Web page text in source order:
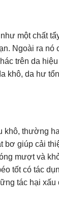
một chất
Ngoài ra nó
trên da
khô, da hư
thường
bơ giúp cải
mượt và
tốt có tác
tác hại xấu